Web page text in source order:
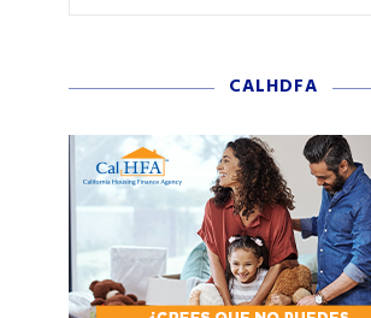
CALHDFA